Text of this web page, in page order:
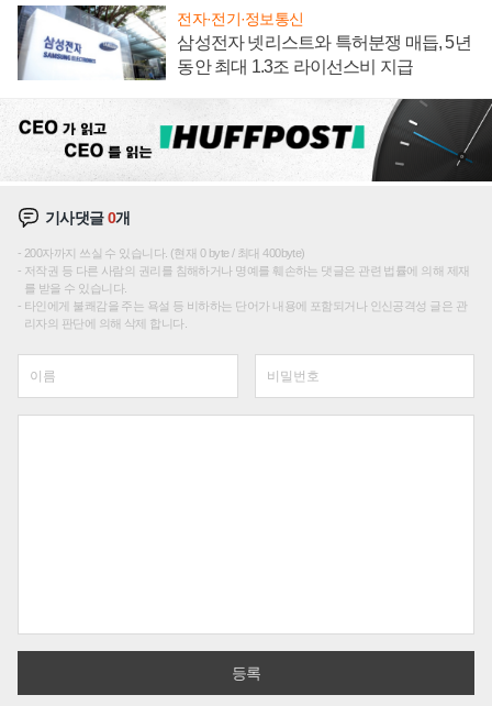
전자·전기·정보통신
삼성전자 넷리스트와 특허분쟁 매듭, 5년
동안 최대 1.3조 라이선스비 지급
기사댓글0개
200자까지 쓰실 수 있습니다. (현재 0 byte / 최대 400byte)
저작권 등 다른 사람의 권리를 침해하거나 명예를 훼손하는 댓글은 관련 법률에 의해 제재
를 받을 수 있습니다.
타인에게 불쾌감을 주는 욕설 등 비하하는 단어가 내용에 포함되거나 인신공격성 글은 관
리자의 판단에 의해 삭제 합니다.